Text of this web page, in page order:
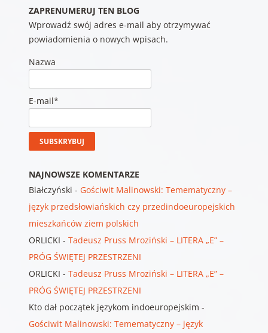
ZAPRENUMERUJ TEN BLOG
Wprowadź swój adres e-mail aby otrzymywać
powiadomienia o nowych wpisach.
Nazwa
E-mail*
NAJNOWSZE KOMENTARZE
Białczyński - Gościwit Malinowski: Temematyczny –
język przedsłowiańskich czy przedindoeuropejskich
mieszkańców ziem polskich
ORLICKI - Tadeusz Pruss Mroziński – LITERA „E” –
PRÓG ŚWIĘTEJ PRZESTRZENI
ORLICKI - Tadeusz Pruss Mroziński – LITERA „E” –
PRÓG ŚWIĘTEJ PRZESTRZENI
Kto dał początek językom indoeuropejskim -
Gościwit Malinowski: Temematyczny – język